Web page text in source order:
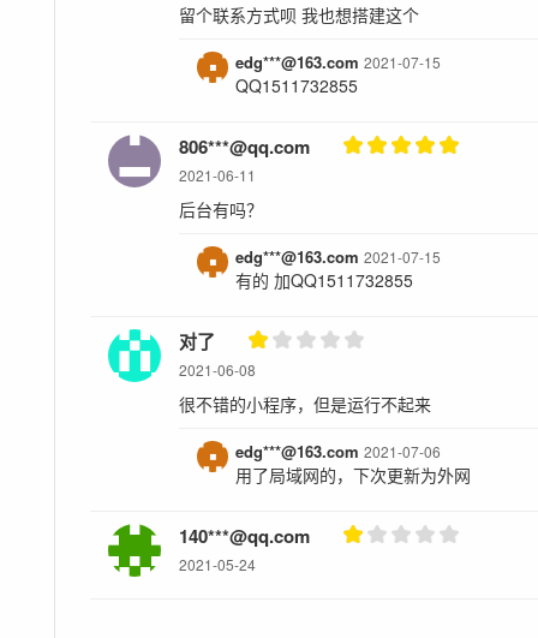
留个联系方式呗 我也想搭建这个
edg***@163.com2021-07-15
QQ1511732855
806***@qq.com
2021-06-11
后台有吗？
edg***@163.com2021-07-15
有的 加QQ1511732855
对了
2021-06-08
很不错的小程序，但是运行不起来
edg***@163.com2021-07-06
用了局域网的，下次更新为外网
140***@qq.com
2021-05-24